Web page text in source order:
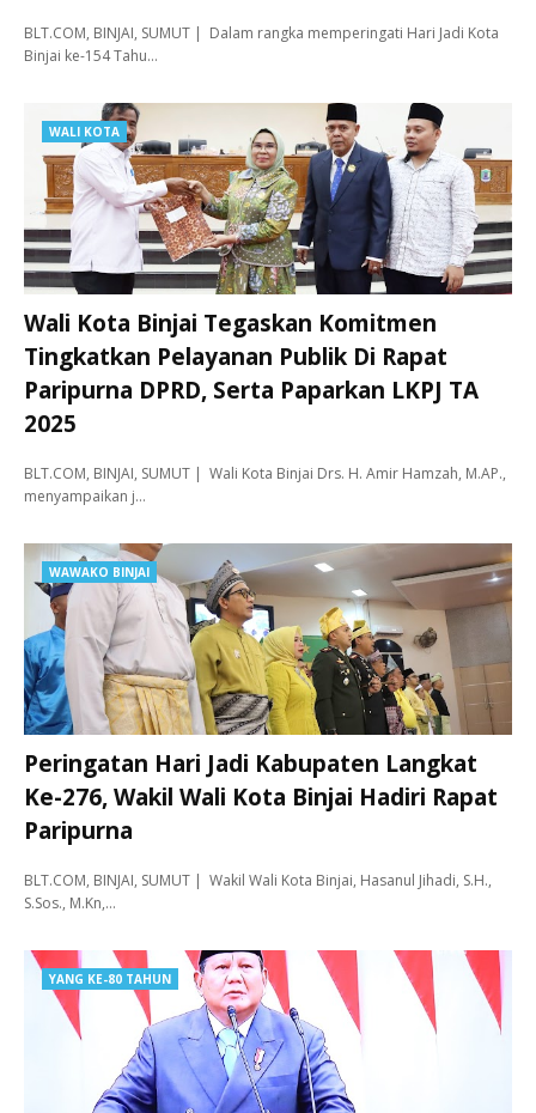
BLT.COM, BINJAI, SUMUT | Dalam rangka memperingati Hari Jadi Kota
Binjai ke-154 Tahu…
WALI KOTA
Wali Kota Binjai Tegaskan Komitmen
Tingkatkan Pelayanan Publik Di Rapat
Paripurna DPRD, Serta Paparkan LKPJ TA
2025
BLT.COM, BINJAI, SUMUT | Wali Kota Binjai Drs. H. Amir Hamzah, M.AP.,
menyampaikan j…
WAWAKO BINJAI
Peringatan Hari Jadi Kabupaten Langkat
Ke-276, Wakil Wali Kota Binjai Hadiri Rapat
Paripurna
BLT.COM, BINJAI, SUMUT | Wakil Wali Kota Binjai, Hasanul Jihadi, S.H.,
S.Sos., M.Kn,…
YANG KE-80 TAHUN